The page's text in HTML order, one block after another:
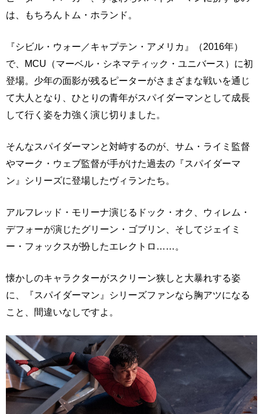
は、もちろんトム・ホランド。
『シビル・ウォー／キャプテン・アメリカ』（2016年）
で、MCU（マーベル・シネマティック・ユニバース）に初
登場。少年の面影が残るピーターがさまざまな戦いを通じ
て大人となり、ひとりの青年がスパイダーマンとして成長
して行く姿を力強く演じ切りました。
そんなスパイダーマンと対峙するのが、サム・ライミ監督
やマーク・ウェブ監督が手がけた過去の『スパイダーマ
ン』シリーズに登場したヴィランたち。
アルフレッド・モリーナ演じるドック・オク、ウィレム・
デフォーが演じたグリーン・ゴブリン、そしてジェイミ
ー・フォックスが扮したエレクトロ……。
懐かしのキャラクターがスクリーン狭しと大暴れする姿
に、『スパイダーマン』シリーズファンなら胸アツになる
こと、間違いなしですよ。